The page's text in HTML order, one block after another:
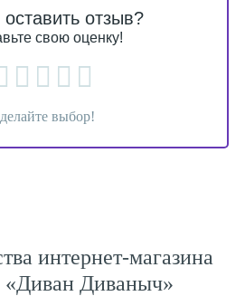
оставить отзыв?
свою оценку!
выбор!
интернет-магазина
«Диван Диваныч»